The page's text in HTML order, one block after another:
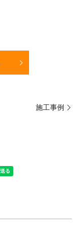
施工事例